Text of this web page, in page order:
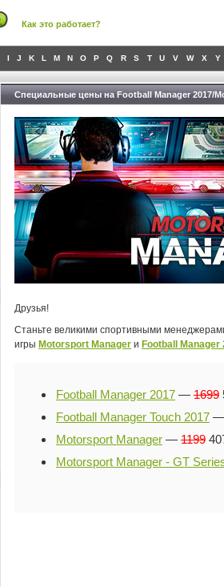
Как это работает?
I J K L M N O P Q R S T U V W X Y
Специальные цены на Football Manager 2017/
Друзья!
Станьте великими спортивными
игры Motorsport Manager и Football Manager
Football Manager 2017 — 1699
Football Manager Touch 2017
Motorsport Manager — 1199
Motorsport Manager - GT